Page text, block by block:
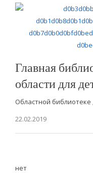
Главная
области для
Областной
22.02.2019
нет